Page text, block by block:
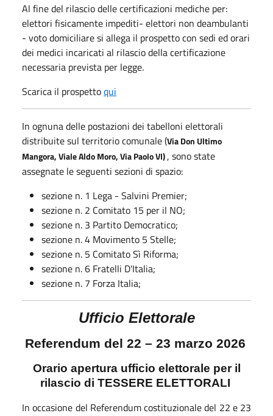
Al fine del rilascio delle certificazioni mediche per:
elettori fisicamente impediti- elettori non deambulanti
- voto domiciliare si allega il prospetto con sedi ed orari
dei medici incaricati al rilascio della certificazione
necessaria prevista per legge.
Scarica il prospettoqui
In ognuna delle postazioni dei tabelloni elettorali
distribuite sul territorio comunale (Via Don Ultimo
Mangora, Viale Aldo Moro, Via Paolo VI), sono state
assegnate le seguenti sezioni di spazio:
sezione n. 1 Lega - Salvini Premier;
sezione n. 2 Comitato 15 per il NO;
sezione n. 3 Partito Democratico;
sezione n. 4 Movimento 5 Stelle;
sezione n. 5 Comitato Sì Riforma;
sezione n. 6 Fratelli D'Italia;
sezione n. 7 Forza Italia;
Ufficio Elettorale
Referendum del 22 – 23 marzo 2026
Orario apertura ufficio elettorale per il
rilascio di TESSERE ELETTORALI
In occasione del Referendum costituzionale del 22 e 23